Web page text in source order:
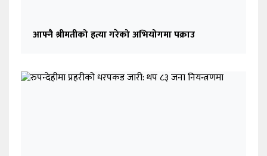
आफ्नै श्रीमतीको हत्या गरेको अभियोगमा पक्राउ